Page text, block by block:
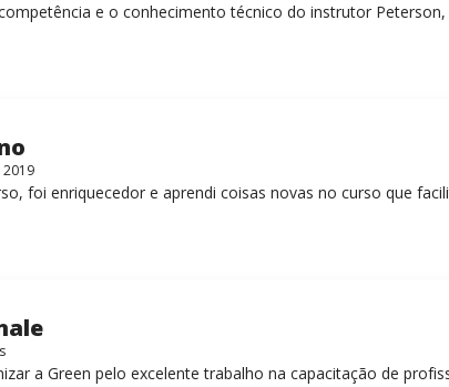
e o conhecimento técnico do instrutor
e objetiva. Sua didática facilitou o aprendizado e
seus conhecimentos em redes!”
2019
foi enriquecedor e aprendi coisas novas no curso que
a Green pelo excelente trabalho na capacitação de